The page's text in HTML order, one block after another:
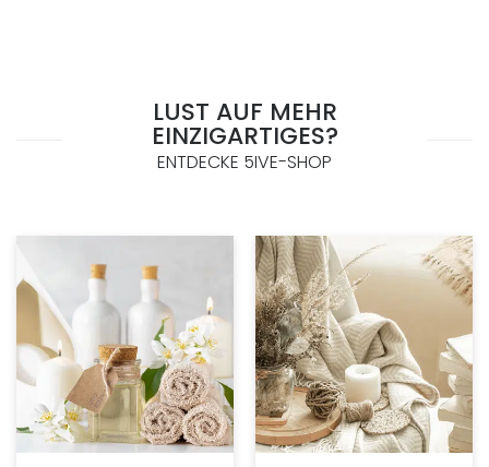
LUST AUF MEHR
EINZIGARTIGES?
ENTDECKE 5IVE-SHOP